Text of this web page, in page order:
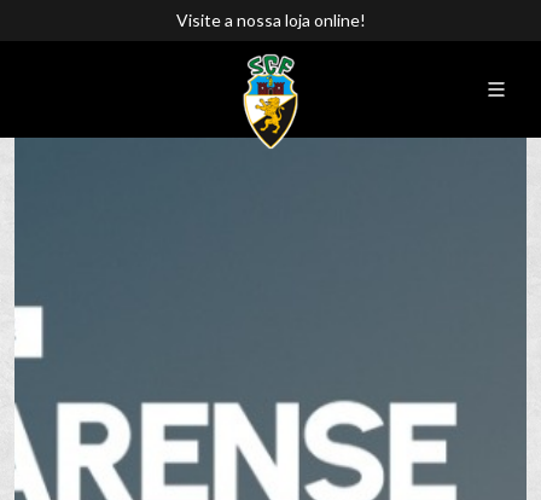
Visite a nossa loja online!